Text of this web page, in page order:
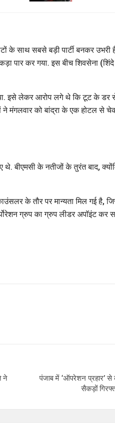
के साथ सबसे बड़ी पार्टी बनकर
पार कर गया. इस बीच शिवसेना
इसे लेकर आरोप लगे थे कि टूट के डर
ने मंगलवार को बांद्रा के एक होटल से
के नतीजों के तुरंत बाद, क्योंकि
के तौर पर मान्यता मिल गई है,
ग्रुप का ग्रुप लीडर अपॉइंट कर
ने
पंजाब में ‘ऑपरेशन प्रहार’ से
सैकड़ों